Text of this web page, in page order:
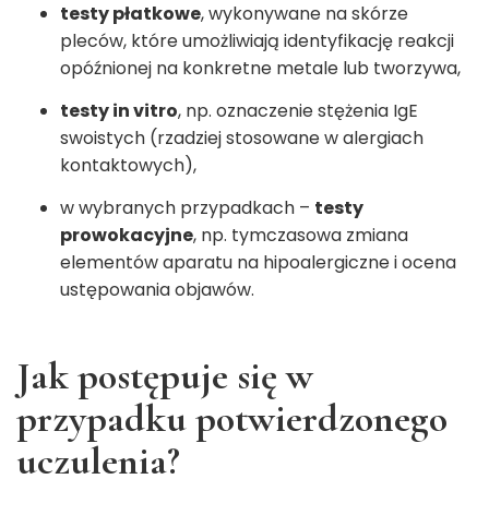
testy płatkowe, wykonywane na skórze
pleców, które umożliwiają identyfikację reakcji
opóźnionej na konkretne metale lub tworzywa,
testy in vitro, np. oznaczenie stężenia IgE
swoistych (rzadziej stosowane w alergiach
kontaktowych),
w wybranych przypadkach – testy
prowokacyjne, np. tymczasowa zmiana
elementów aparatu na hipoalergiczne i ocena
ustępowania objawów.
Jak postępuje się w
przypadku potwierdzonego
uczulenia?